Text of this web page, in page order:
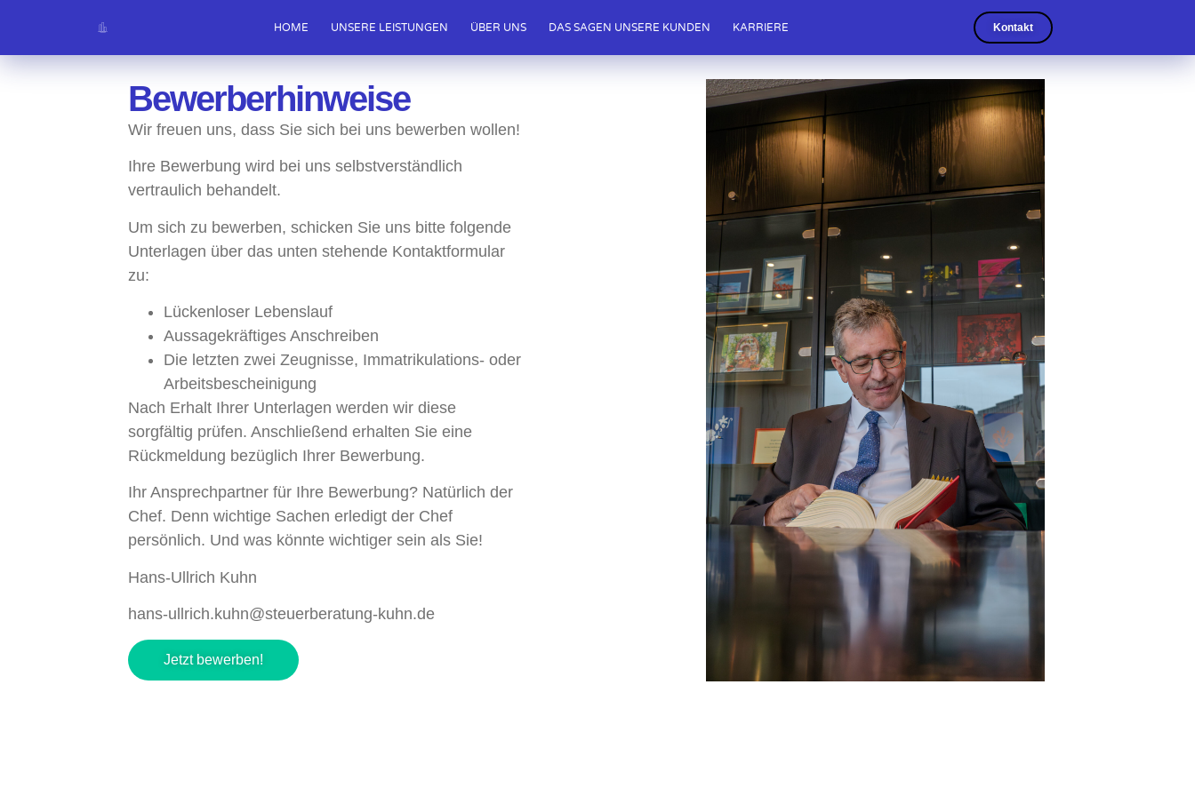
HOME UNSERE LEISTUNGEN ÜBER UNS DAS SAGEN UNSERE KUNDEN KARRIERE Kontakt
Bewerberhinweise
Wir freuen uns, dass Sie sich bei uns bewerben wollen!
Ihre Bewerbung wird bei uns selbstverständlich
vertraulich behandelt.
Um sich zu bewerben, schicken Sie uns bitte folgende
Unterlagen über das unten stehende Kontaktformular
zu:
Lückenloser Lebenslauf
Aussagekräftiges Anschreiben
Die letzten zwei Zeugnisse, Immatrikulations- oder
Arbeitsbescheinigung
Nach Erhalt Ihrer Unterlagen werden wir diese
sorgfältig prüfen. Anschließend erhalten Sie eine
Rückmeldung bezüglich Ihrer Bewerbung.
Ihr Ansprechpartner für Ihre Bewerbung? Natürlich der
Chef. Denn wichtige Sachen erledigt der Chef
persönlich. Und was könnte wichtiger sein als Sie!
Hans-Ullrich Kuhn
hans-ullrich.kuhn@steuerberatung-kuhn.de
Jetzt bewerben!